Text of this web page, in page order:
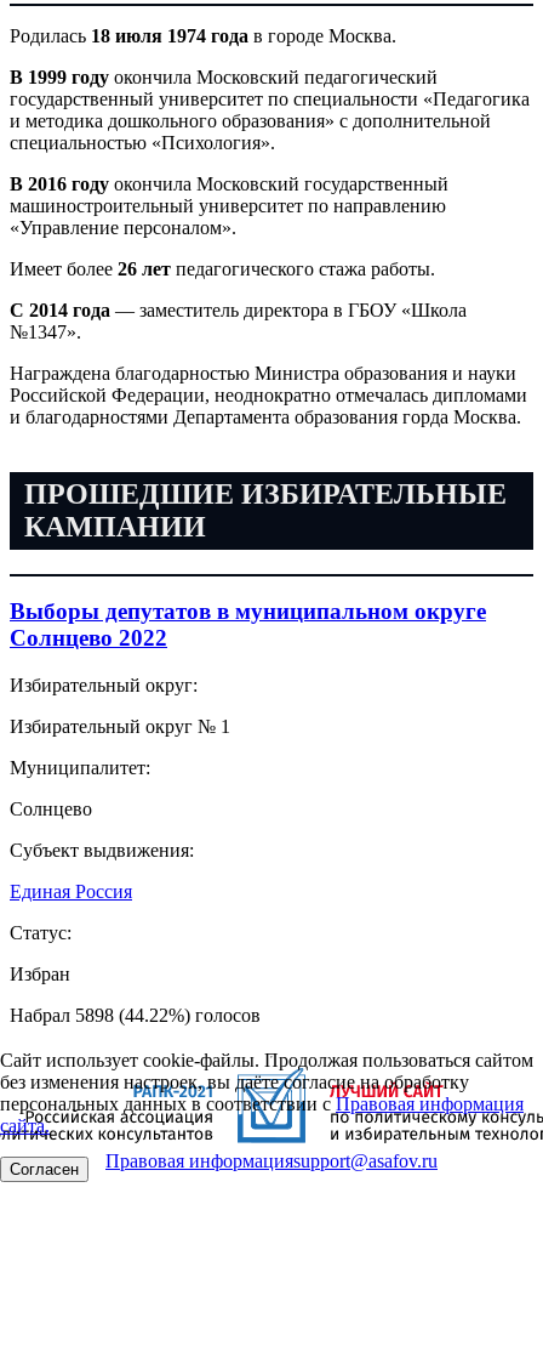
Родилась 18 июля 1974 года в городе Москва.
В 1999 году окончила Московский педагогический
государственный университет по специальности «Педагогика
и методика дошкольного образования» с дополнительной
специальностью «Психология».
В 2016 году окончила Московский государственный
машиностроительный университет по направлению
«Управление персоналом».
Имеет более 26 лет педагогического стажа работы.
С 2014 года — заместитель директора в ГБОУ «Школа
№1347».
Награждена благодарностью Министра образования и науки
Российской Федерации, неоднократно отмечалась дипломами
и благодарностями Департамента образования горда Москва.
ПРОШЕДШИЕ ИЗБИРАТЕЛЬНЫЕ
КАМПАНИИ
Выборы депутатов в муниципальном округе
Солнцево 2022
Избирательный округ:
Избирательный округ № 1
Муниципалитет:
Солнцево
Субъект выдвижения:
Единая Россия
Статус:
Избран
Набрал 5898 (44.22%) голосов
Сайт использует cookie-файлы. Продолжая пользоваться сайтом
без изменения настроек, вы даёте согласие на обработку
персональных данных в соответствии сПравовая информация
сайта.
Согласен Правовая информацияsupport@asafov.ru